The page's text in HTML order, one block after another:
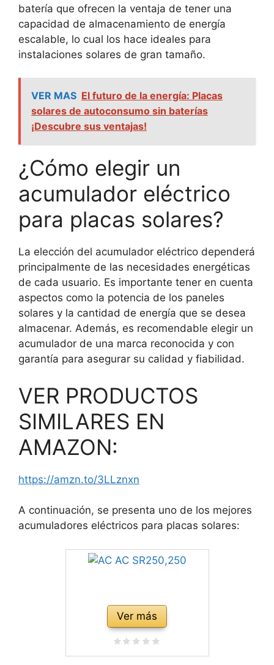
batería que ofrecen la ventaja de tener una
capacidad de almacenamiento de energía
escalable, lo cual los hace ideales para
instalaciones solares de gran tamaño.
VER MAS El futuro de la energía: Placas
solares de autoconsumo sin baterías
¡Descubre sus ventajas!
¿Cómo elegir un
acumulador eléctrico
para placas solares?
La elección del acumulador eléctrico dependerá
principalmente de las necesidades energéticas
de cada usuario. Es importante tener en cuenta
aspectos como la potencia de los paneles
solares y la cantidad de energía que se desea
almacenar. Además, es recomendable elegir un
acumulador de una marca reconocida y con
garantía para asegurar su calidad y fiabilidad.
VER PRODUCTOS
SIMILARES EN
AMAZON:
https://amzn.to/3LLznxn
A continuación, se presenta uno de los mejores
acumuladores eléctricos para placas solares:
Ver más